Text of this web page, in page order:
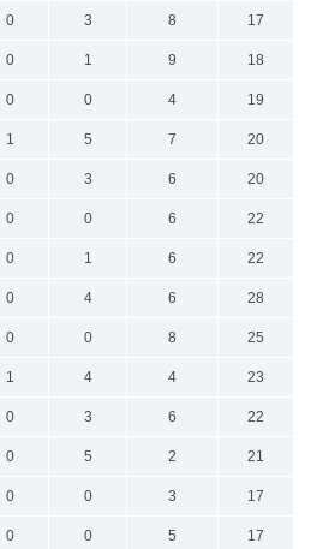
0 3 8
17
0 1 9
18
0 0 4
19
1 5 7
20
0 3 6
20
0 0 6
22
0 1 6
22
0 4 6
28
0 0 8
25
1 4 4
23
0 3 6
22
0 5 2
21
0 0 3
17
0 0 5
17